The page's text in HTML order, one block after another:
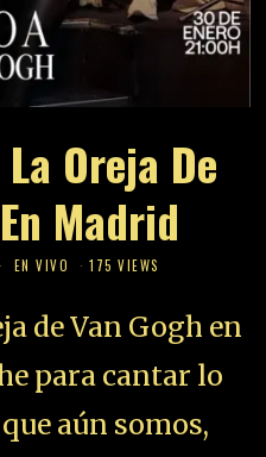
Oreja De
Madrid
EN VIVO 175 VIEWS
de Van Gogh en
para cantar lo
aún somos,